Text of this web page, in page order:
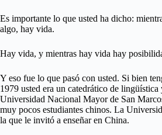
Es importante lo que usted ha dicho:
algo, hay vida.
Hay vida, y mientras hay vida hay
Y eso fue lo que pasó con usted. Si bien
1979 usted era un catedrático de lingüística
Universidad Nacional Mayor de San
muy pocos estudiantes chinos. La
la que le invitó a enseñar en China.